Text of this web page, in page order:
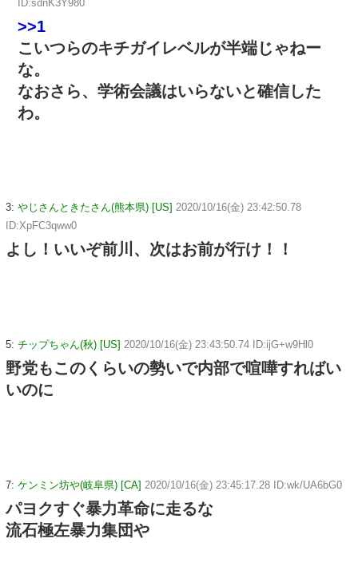
ID:sdnK3Y980
>>1
こいつらのキチガイレベルが半端じゃねー
な。
なおさら、学術会議はいらないと確信した
わ。
3: やじさんときたさん(熊本県) [US] 2020/10/16(金) 23:42:50.78
ID:XpFC3qww0
よし！いいぞ前川、次はお前が行け！！
5: チップちゃん(秋) [US] 2020/10/16(金) 23:43:50.74 ID:ijG+w9Hl0
野党もこのくらいの勢いで内部で喧嘩すればい
いのに
7: ケンミン坊や(岐阜県) [CA] 2020/10/16(金) 23:45:17.28 ID:wk/UA6bG0
パヨクすぐ暴力革命に走るな
流石極左暴力集団や